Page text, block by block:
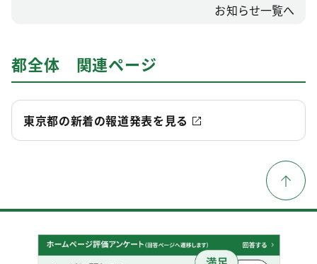
お知らせ一覧へ
都全体 関連ページ
東京都の新着の報道発表を見る